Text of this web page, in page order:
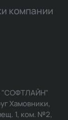
компании
"СОФТЛАЙН"
Хамовники,
1, ком. №2,